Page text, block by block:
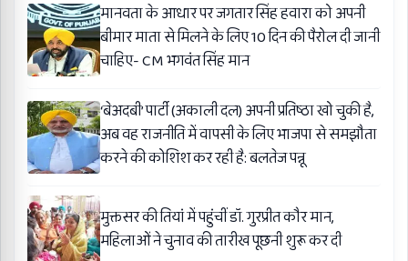
मानवता के आधार पर जगतार सिंह हवारा को अपनी
बीमार माता से मिलने के लिए 10 दिन की पैरोल दी जानी
चाहिए- CM भगवंत सिंह मान
‘बेअदबी’ पार्टी (अकाली दल) अपनी प्रतिष्ठा खो चुकी है,
अब वह राजनीति में वापसी के लिए भाजपा से समझौता
करने की कोशिश कर रही है: बलतेज पन्नू
मुक्तसर की तियां में पहुंचीं डॉ. गुरप्रीत कौर मान,
महिलाओं ने चुनाव की तारीख पूछनी शुरू कर दी